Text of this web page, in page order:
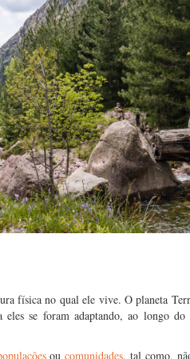
física no qual ele vive. O planeta
se foram adaptando, ao longo
oucomunidades, tal como,